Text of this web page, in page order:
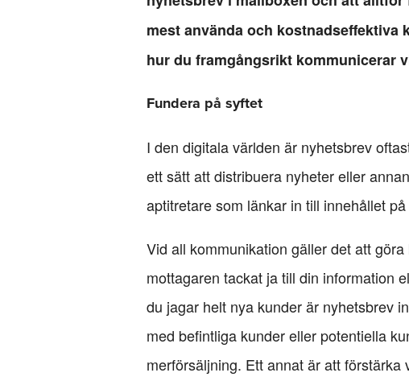
mest använda och
hur du framgångsrikt kommunicerar
Fundera på syftet
I den digitala världen är nyhetsbrev
ett sätt att distribuera nyheter eller
aptitretare som länkar in till innehållet
Vid all kommunikation gäller det att
mottagaren tackat ja till din information
du jagar helt nya kunder är nyhetsbrev
med befintliga kunder eller potentiella
merförsäljning. Ett annat är att